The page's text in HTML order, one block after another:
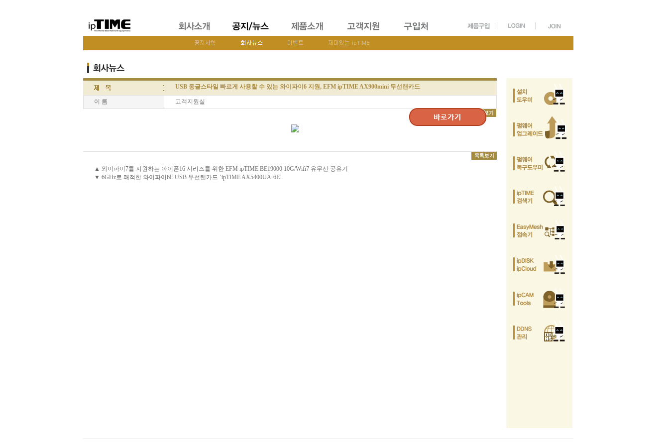
USB 동글스타일 빠르게 사용할 수 있는 와이파이6 지원, EFM ipTIME AX900mini 무선랜카드
이 름 고객지원실
▲ 와이파이7를 지원하는 아이폰16 시리즈를 위한 EFM ipTIME BE19000 10G/Wifi7 유무선 공유기
▼ 6GHz로 쾌적한 와이파이6E USB 무선랜카드 ‘ipTIME AX5400UA-6E’